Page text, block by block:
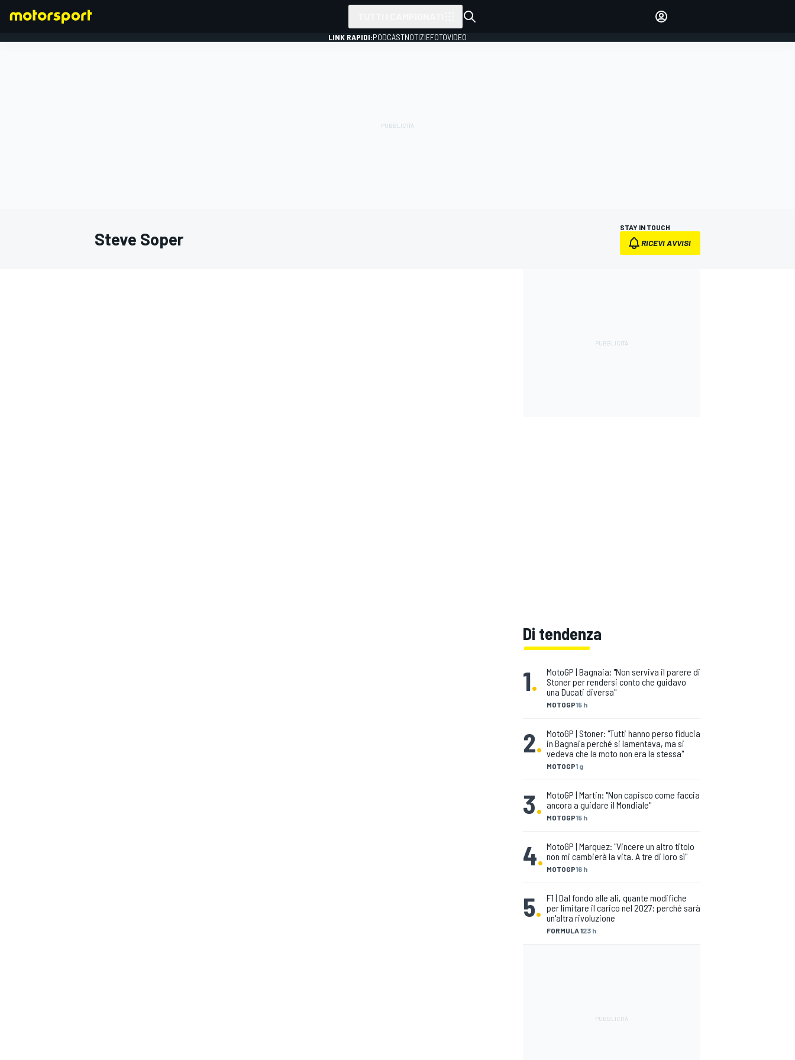
ACCEDI
LINK RAPIDI:PODCASTNOTIZIEFOTOVIDEO
Steve Soper
STAY IN TOUCH
RICEVI AVVISI
Di tendenza
1.
MOTOGP15 h
MotoGP | Bagnaia: "Non serviva il parere di
Stoner per rendersi conto che guidavo
una Ducati diversa"
2.
MOTOGP1 g
MotoGP | Stoner: "Tutti hanno perso fiducia
in Bagnaia perché si lamentava, ma si
vedeva che la moto non era la stessa"
3. MOTOGP15 h
MotoGP | Martin: "Non capisco come faccia
ancora a guidare il Mondiale"
4. MOTOGP16 h
MotoGP | Marquez: "Vincere un altro titolo
non mi cambierà la vita. A tre di loro sì"
5.
FORMULA 123 h
F1 | Dal fondo alle ali, quante modifiche
per limitare il carico nel 2027: perché sarà
un'altra rivoluzione